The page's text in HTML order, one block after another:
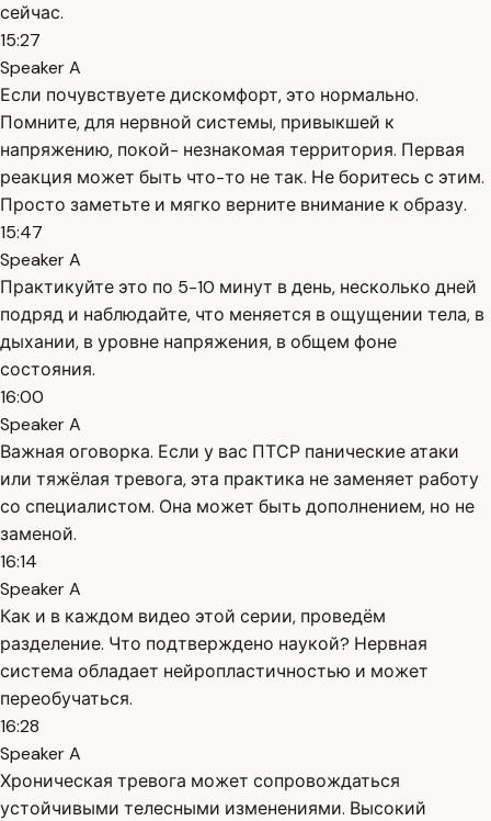
сейчас.
15:27
Speaker A
Если почувствуете дискомфорт, это нормально.
Помните, для нервной системы, привыкшей к
напряжению, покой- незнакомая территория. Первая
реакция может быть что-то не так. Не боритесь с этим.
Просто заметьте и мягко верните внимание к образу.
15:47
Speaker A
Практикуйте это по 5-10 минут в день, несколько дней
подряд и наблюдайте, что меняется в ощущении тела, в
дыхании, в уровне напряжения, в общем фоне
состояния.
16:00
Speaker A
Важная оговорка. Если у вас ПТСР панические атаки
или тяжёлая тревога, эта практика не заменяет работу
со специалистом. Она может быть дополнением, но не
заменой.
16:14
Speaker A
Как и в каждом видео этой серии, проведём
разделение. Что подтверждено наукой? Нервная
система обладает нейропластичностью и может
переобучаться.
16:28
Speaker A
Хроническая тревога может сопровождаться
устойчивыми телесными изменениями. Высокий